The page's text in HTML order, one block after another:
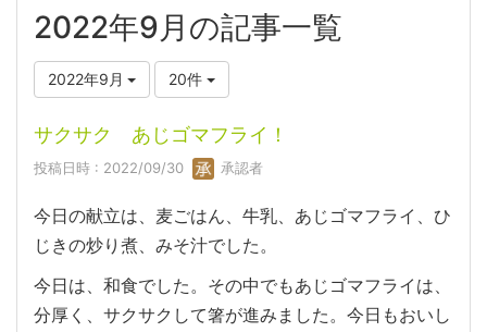
2022年9月の記事一覧
2022年9月 20件
サクサク あじゴマフライ！
投稿日時 : 2022/09/30 承認者
今日の献立は、麦ごはん、牛乳、あじゴマフライ、ひ
じきの炒り煮、みそ汁でした。
今日は、和食でした。その中でもあじゴマフライは、
分厚く、サクサクして箸が進みました。今日もおいし